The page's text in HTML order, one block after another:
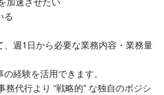
る
、週1日から必要な業務内容・業務量
経験を活用できます。
務代行より “戦略的” な独自のポジシ